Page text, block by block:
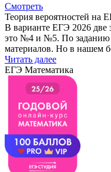
Смотреть
Теория вероятностей на
В варианте ЕГЭ 2026 две
это №4 и №5. По заданию
материалов. Но в нашем
Читать далее
ЕГЭ Математика